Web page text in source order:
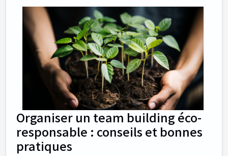
Organiser un team building éco-
responsable : conseils et bonnes
pratiques